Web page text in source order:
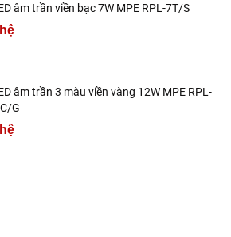
âm trần viền bạc 7W MPE RPL-7T/S
âm trần 3 màu viền vàng 12W MPE RPL-
G